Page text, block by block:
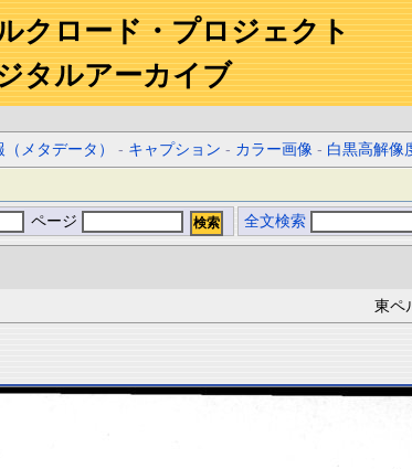
クロード・プロジェクト
タルアーカイブ
メタデータ） - キャプション - カラー画像 - 白黒高解像
ページ 全文検索
東ペ